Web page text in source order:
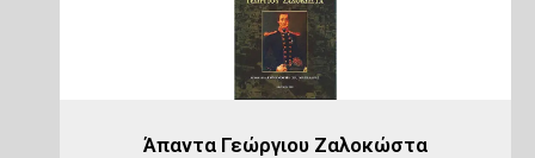
Άπαντα Γεώργιου Ζαλοκώστα